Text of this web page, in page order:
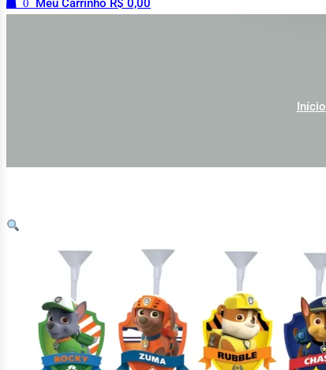
Meu Carrinho R$ 0,00
Início